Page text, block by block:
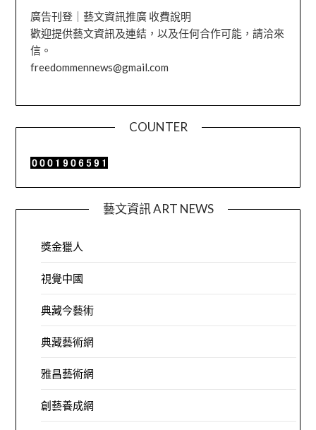
廣告刊登｜藝文資訊推廣 收費說明
歡迎提供藝文資訊及連結，以及任何合作可能，請洽來
信。
freedommennews@gmail.com
COUNTER
藝文資訊 ART NEWS
獎金獵人
視覺中國
典藏今藝術
典藏藝術網
雅昌藝術網
創藝養成網